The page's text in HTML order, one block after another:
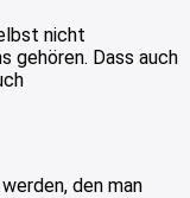
nicht
gehören. Dass auch
den man